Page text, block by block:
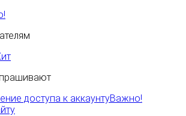
доступа к аккаунтуВажно!